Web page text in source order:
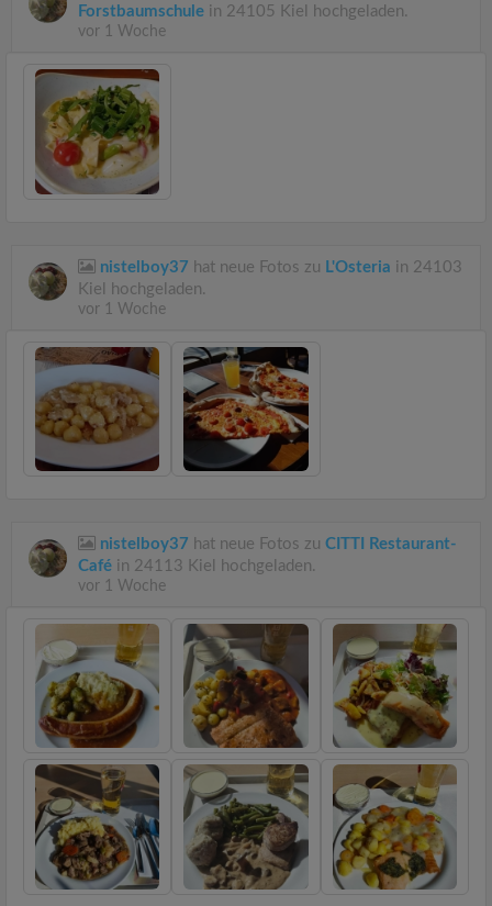
Forstbaumschule in 24105 Kiel hochgeladen.
vor 1 Woche
nistelboy37 hat neue Fotos zu L'Osteria in 24103
Kiel hochgeladen.
vor 1 Woche
nistelboy37 hat neue Fotos zu CITTI Restaurant-
Café in 24113 Kiel hochgeladen.
vor 1 Woche